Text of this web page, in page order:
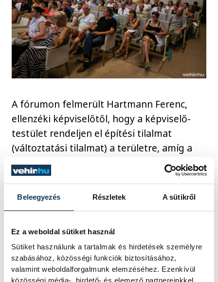
Beleegyezés Részletek A sütikről
Ez a weboldal sütiket használ
Sütiket használunk a tartalmak és hirdetések személyre
szabásához, közösségi funkciók biztosításához,
valamint weboldalforgalmunk elemzéséhez. Ezenkívül
közösségi média-, hirdető- és elemező partnereinkkel
A fórumon felmerült Hartmann Ferenc,
ellenzéki képviselőtől, hogy a képviselő-
testület rendeljen el építési tilalmat
(változtatási tilalmat) a területre, amíg a
város rendezni tudja a kérdést a
beruházóval.
A fórum zárásaként Porga Gyula
polgármester ígéretet tett arra, hogy a
kifejezte szándékát egy közös,
kompromisszumos megoldás keresésére,